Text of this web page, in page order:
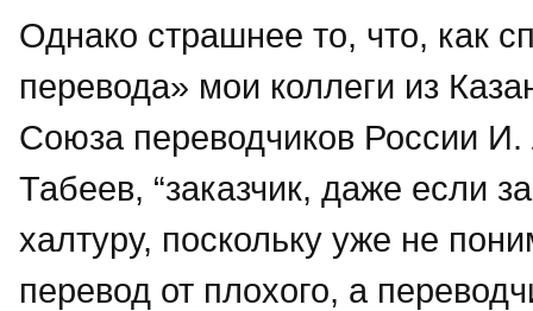
Однако страшнее то, что, как
перевода» мои коллеги из
Союза переводчиков России
Табеев, “заказчик, даже если
халтуру, поскольку уже не
перевод от плохого, а